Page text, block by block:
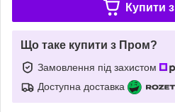
Купити з
Що таке купити з Пром?
Замовлення під захистом
Доступна доставка